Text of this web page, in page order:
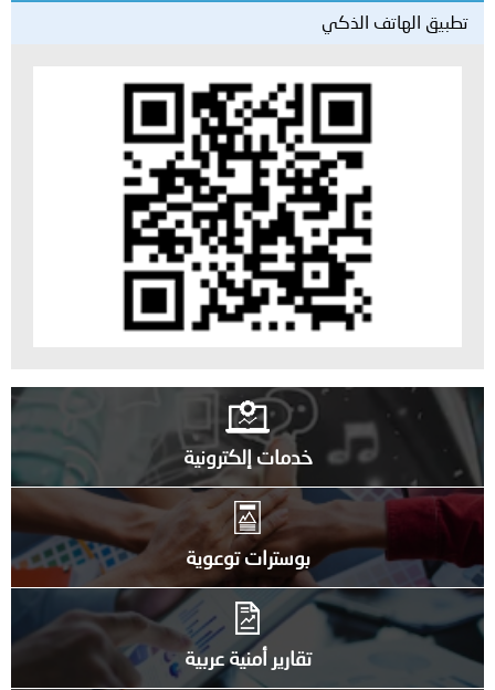
تطبيق الهاتف الذكي
خدمات إلكترونية
بوسترات توعوية
تقارير أمنية عربية